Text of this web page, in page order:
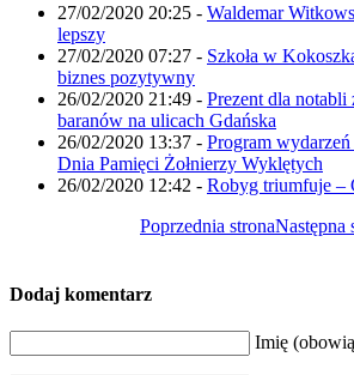
27/02/2020 20:25 - Waldemar
lepszy
27/02/2020 07:27 - Szkoła w
biznes pozytywny
26/02/2020 21:49 - Prezent dla notabli
baranów na ulicach Gdańska
26/02/2020 13:37 - Program
Dnia Pamięci Żołnierzy Wyklętych
26/02/2020 12:42 - Robyg triumfuje –
Poprzednia stronaNastępna
Dodaj komentarz
Imię